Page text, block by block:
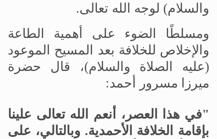
والسلام) لوجه الله تعالى.
ومسلطًا الضوء على أهمية الطاعة
والإخلاص للخلافة بعد المسيح الموعود
(عليه الصلاة والسلام)، قال حضرة
ميرزا مسرور أحمد:
"في هذا العصر، أنعم الله تعالى علينا
بإقامة الخلافة الأحمدية. وبالتالي، على